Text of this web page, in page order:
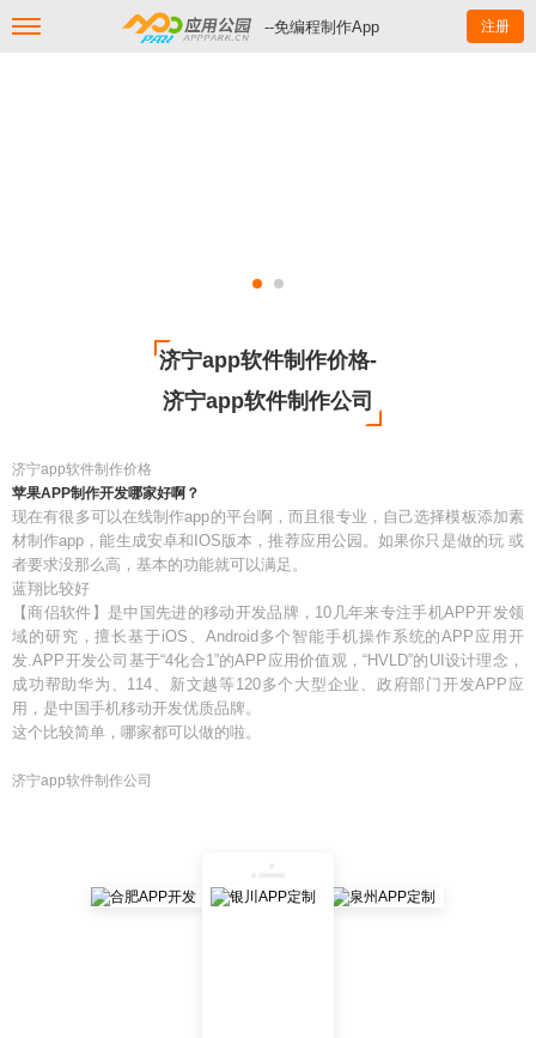
--免编程制作App 注册
济宁app软件制作价格-
济宁app软件制作公司
济宁app软件制作价格
苹果APP制作开发哪家好啊？
现在有很多可以在线制作app的平台啊，而且很专业，自己选择模板添加素
材制作app，能生成安卓和IOS版本，推荐应用公园。如果你只是做的玩 或
者要求没那么高，基本的功能就可以满足。
蓝翔比较好
【商侣软件】是中国先进的移动开发品牌，10几年来专注手机APP开发领
域的研究，擅长基于iOS、Android多个智能手机操作系统的APP应用开
发.APP开发公司基于“4化合1”的APP应用价值观，“HVLD”的UI设计理念，
成功帮助华为、114、新文越等120多个大型企业、政府部门开发APP应
用，是中国手机移动开发优质品牌。
这个比较简单，哪家都可以做的啦。
济宁app软件制作公司